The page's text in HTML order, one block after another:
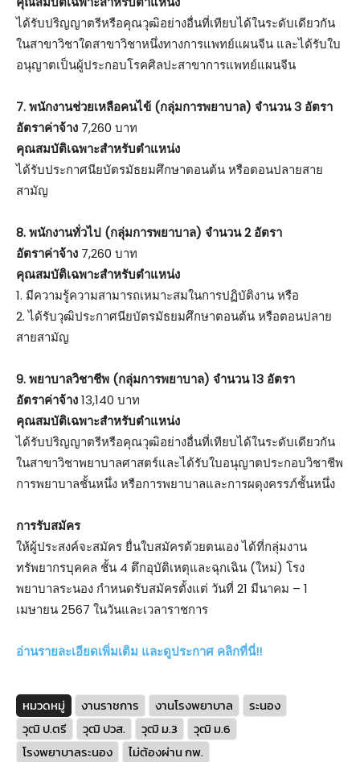
ได้รับปริญญาตรีหรือคุณวุฒิอย่างอื่นที่เทียบได้ในระดับเดียวกัน
ในสาขาวิชาใดสาขาวิชาหนึ่งทางการแพทย์แผนจีน และได้รับใบ
อนุญาตเป็นผู้ประกอบโรคศิลปะสาขาการแพทย์แผนจีน
7. พนักงานช่วยเหลือคนไข้ (กลุ่มการพยาบาล) จำนวน 3 อัตรา
อัตราค่าจ้าง 7,260 บาท
คุณสมบัติเฉพาะสำหรับตำแหน่ง
ได้รับประกาศนียบัตรมัธยมศึกษาตอนต้น หรือตอนปลายสาย
สามัญ
8. พนักงานทั่วไป (กลุ่มการพยาบาล) จำนวน 2 อัตรา
อัตราค่าจ้าง 7,260 บาท
คุณสมบัติเฉพาะสำหรับตำแหน่ง
1. มีความรู้ความสามารถเหมาะสมในการปฏิบัติงาน หรือ
2. ได้รับวุฒิประกาศนียบัตรมัธยมศึกษาตอนต้น หรือตอนปลาย
สายสามัญ
9. พยาบาลวิชาชีพ (กลุ่มการพยาบาล) จำนวน 13 อัตรา
อัตราค่าจ้าง13,140 บาท
คุณสมบัติเฉพาะสำหรับตำแหน่ง
ได้รับปริญญาตรีหรือคุณวุฒิอย่างอื่นที่เทียบได้ในระดับเดียวกัน
ในสาขาวิชาพยาบาลศาสตร์และได้รับใบอนุญาตประกอบวิชาชีพ
การพยาบาลชั้นหนึ่ง หรือการพยาบาลและการผดุงครรภ์ชั้นหนึ่ง
การรับสมัคร
ให้ผู้ประสงค์จะสมัคร ยื่นใบสมัครด้วยตนเอง ได้ที่กลุ่มงาน
ทรัพยากรบุคคล ชั้น 4 ตึกอุบัติเหตุและฉุกเฉิน (ใหม่) โรง
พยาบาลระนอง กำหนดรับสมัครตั้งแต่ วันที่ 21 มีนาคม – 1
เมษายน 2567 ในวันและเวลาราชการ
อ่านรายละเอียดเพิ่มเติม และดูประกาศ คลิกที่นี่!!
หมวดหมู่ งานราชการ งานโรงพยาบาล
ระนอง
วุฒิ ป.ตรี
วุฒิ ปวส. วุฒิ ม.3
วุฒิ ม.6
โรงพยาบาลระนอง
ไม่ต้องผ่าน กพ.